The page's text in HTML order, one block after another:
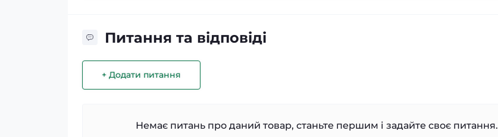
Питання та відповіді
+ Додати питання
Немає питань про даний товар, станьте першим і задайте своє питання.